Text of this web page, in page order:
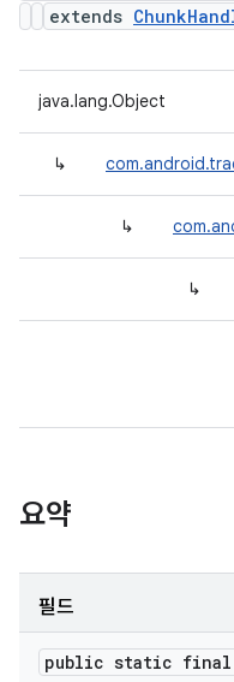
extends
java.lang.Object
↳
↳
↳
요약
필드
public static